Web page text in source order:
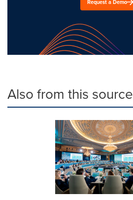
Request a Demo
Also from this source